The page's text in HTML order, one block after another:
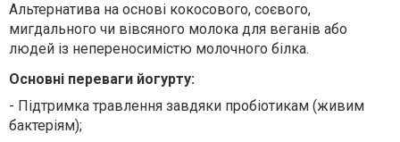
Альтернатива на основі кокосового, соєвого,
мигдального чи вівсяного молока для веганів або
людей із непереносимістю молочного білка.
Основні переваги йогурту:
- Підтримка травлення завдяки пробіотикам (живим
бактеріям);